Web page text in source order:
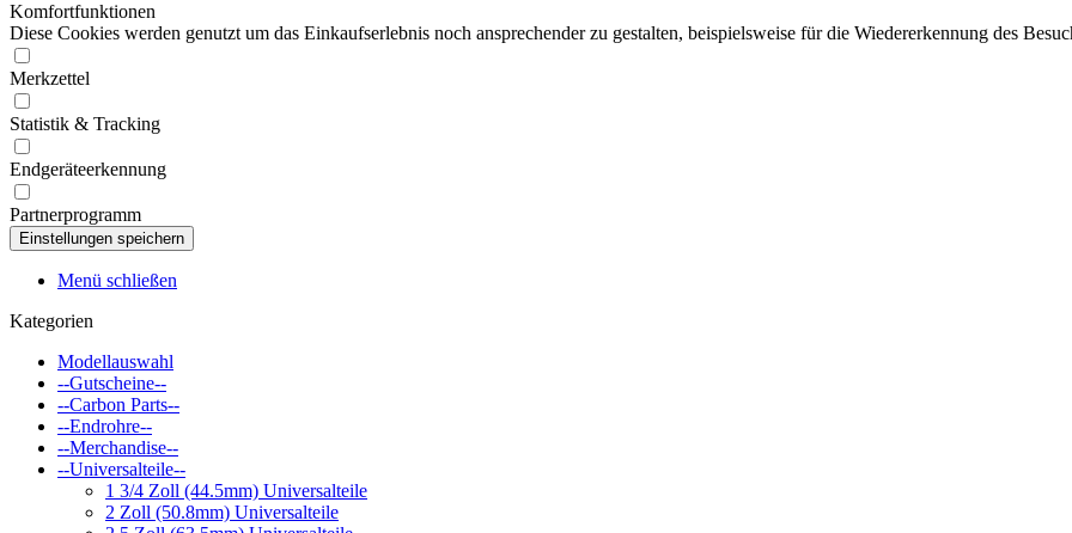
Komfortfunktionen
Diese Cookies werden genutzt um das Einkaufserlebnis noch ansprechender zu gestalten, beispielsweise für die Wiedererkennung des
Merkzettel
Statistik & Tracking
Endgeräteerkennung
Partnerprogramm
Menü schließen
Kategorien
Modellauswahl
--Gutscheine--
--Carbon Parts--
--Endrohre--
--Merchandise--
--Universalteile--
1 3/4 Zoll (44.5mm) Universalteile
2 Zoll (50.8mm) Universalteile